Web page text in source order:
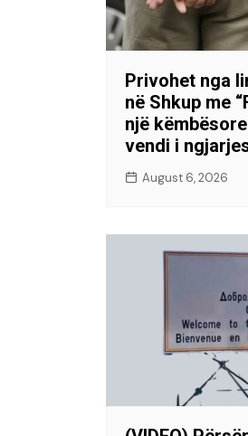
Privohet nga
në Shkup me
një
vendi i
August 6, 2026